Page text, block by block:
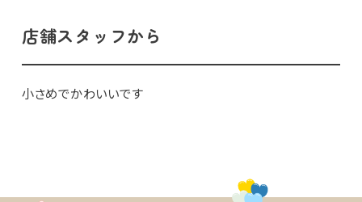
店舗スタッフから
小さめでかわいいです